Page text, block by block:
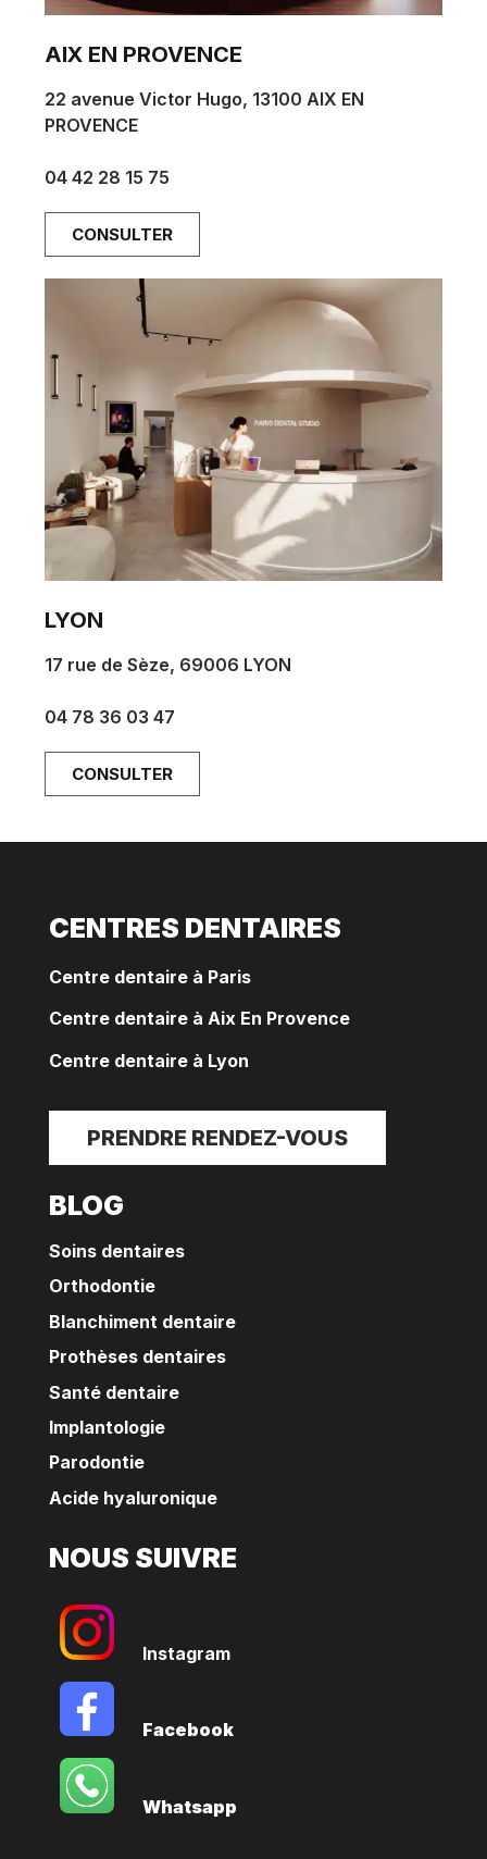
AIX EN PROVENCE
22 avenue Victor Hugo, 13100 AIX EN
PROVENCE
04 42 28 15 75
CONSULTER
LYON
17 rue de Sèze, 69006 LYON
04 78 36 03 47
CONSULTER
CENTRES DENTAIRES
Centre dentaire à Paris
Centre dentaire à Aix En Provence
Centre dentaire à Lyon
PRENDRE RENDEZ-VOUS
BLOG
Soins dentaires
Orthodontie
Blanchiment dentaire
Prothèses dentaires
Santé dentaire
Implantologie
Parodontie
Acide hyaluronique
NOUS SUIVRE
Instagram
Facebook
Whatsapp